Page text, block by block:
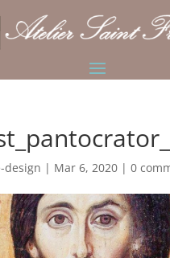
design | Mar 6, 2020| 0